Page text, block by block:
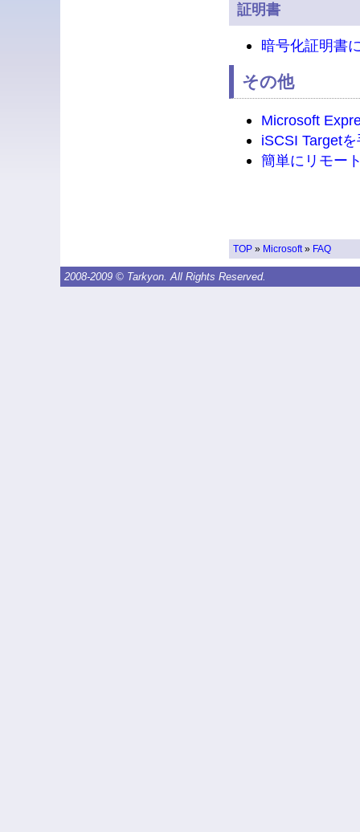
証明書
暗号化証明書
その他
Microsoft
iSCSI Target
簡単にリモー
TOP » Microsoft» FAQ
2008-2009 © Tarkyon. All Rights Reserved.